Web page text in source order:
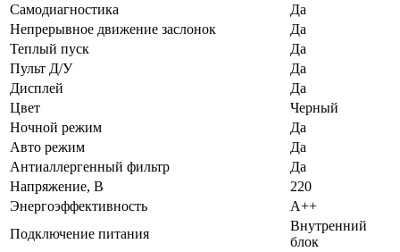
Самодиагностика
Да
Непрерывное движение заслонок
Да
Теплый пуск
Да
Пульт Д/У
Да
Дисплей
Да
Цвет
Черный
Ночной режим
Да
Авто режим
Да
Антиаллергенный фильтр
Да
Напряжение, В
220
Энергоэффективность
A++
Подключение питания
Внутренний
блок